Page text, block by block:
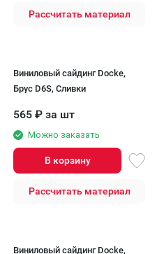
Рассчитать материал
Виниловый сайдинг Docke,
Брус D6S, Сливки
565 ₽ за шт
Можно заказать
В корзину
Рассчитать материал
Виниловый сайдинг Docke,